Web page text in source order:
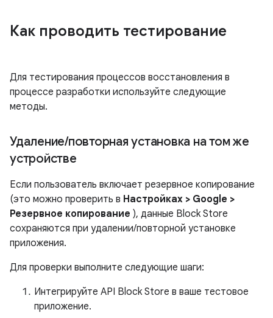
Как проводить тестирование
Для тестирования процессов восстановления в
процессе разработки используйте следующие
методы.
Удаление/повторная установка на том же
устройстве
Если пользователь включает резервное копирование
(это можно проверить в Настройках > Google >
Резервное копирование ), данные Block Store
сохраняются при удалении/повторной установке
приложения.
Для проверки выполните следующие шаги:
Интегрируйте API Block Store в ваше тестовое
приложение.